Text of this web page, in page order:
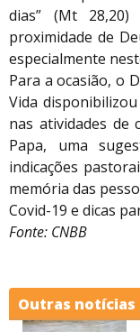
dias” (Mt
proximidade de
especialmente
Para a ocasião, o
Vida
nas atividades de
Papa, uma
indicações
memória das
Covid-19 e dicas
Fonte: CNBB
Outras notícias